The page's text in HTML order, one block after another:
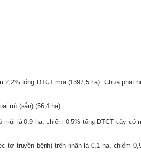
2,2% tổng DTCT mía (1397,5 ha). Chưa phát
mì (sắn) (56,4 ha).
múi là 0,9 ha, chiếm 0,5% tổng DTCT cây có
tơ truyền bệnh) trên nhãn là 0,1 ha, chiếm